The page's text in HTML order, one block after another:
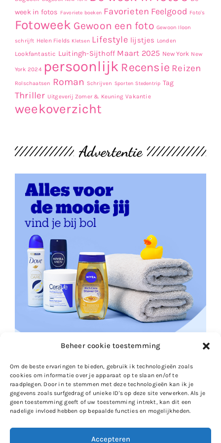
Beheer cookie toestemming
Om de beste ervaringen te bieden, gebruik ik technologieën zoals
cookies om informatie over je apparaat op te slaan en/of te
raadplegen. Door in te stemmen met deze technologieën kan ik je
gegevens zoals surfgedrag of unieke ID's op deze site verwerken. Als je
geen toestemming geeft of uw toestemming intrekt, kan dit een
nadelige invloed hebben op bepaalde functies en mogelijkheden.
Accepteren
week in fotos Favoriete boeken Favorieten Feelgood Foto's
Fotoweek Gewoon een foto Gewoon Iloon
schrijft Helen Fields Kletsen Lifestyle lijstjes Londen
Lookfantastic Luitingh-Sijthoff Maart 2025 New York New
York 2024 persoonlijk Recensie Reizen
Rolschaatsen Roman Schrijven Sporten Stedentrip Tag
Thriller Uitgeverij Zomer & Keuning Vakantie
weekoverzicht
Advertentie